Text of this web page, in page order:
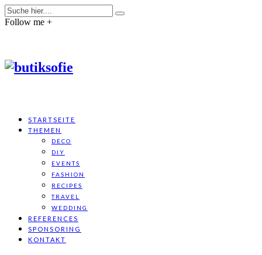
Follow me +
STARTSEITE
THEMEN
DECO
DIY
EVENTS
FASHION
RECIPES
TRAVEL
WEDDING
REFERENCES
SPONSORING
KONTAKT